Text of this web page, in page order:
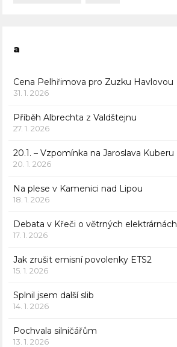
a
Cena Pelhřimova pro Zuzku Havlovou
31. 1. 2026
Příběh Albrechta z Valdštejnu
27. 1. 2026
20.1. – Vzpomínka na Jaroslava Kuberu
20. 1. 2026
Na plese v Kamenici nad Lipou
18. 1. 2026
Debata v Křeči o větrných elektrárnách
17. 1. 2026
Jak zrušit emisní povolenky ETS2
15. 1. 2026
Splnil jsem další slib
14. 1. 2026
Pochvala silničářům
13. 1. 2026